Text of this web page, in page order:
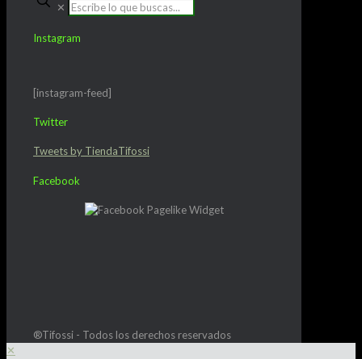
✕
Instagram
[instagram-feed]
Twitter
Tweets by TiendaTifossi
Facebook
®Tifossi - Todos los derechos reservados
✕